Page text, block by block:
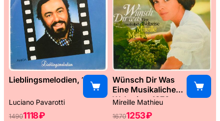
Lieblingsmelodien, 1989
Luciano Pavarotti
14901118 ₽
Wünsch Dir Was
Eine Musikaliche
Weltreise, 1976
Mireille Mathieu
16701253 ₽